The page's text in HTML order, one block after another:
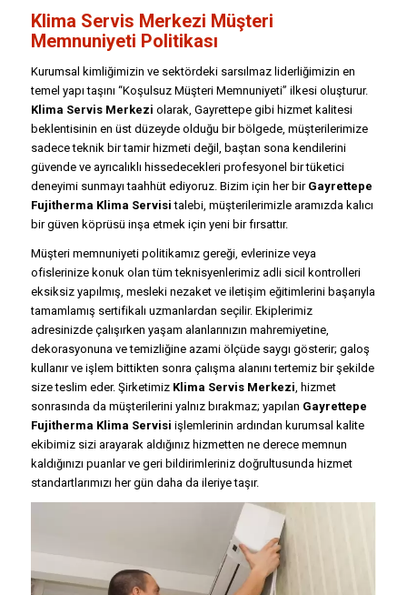
Klima Servis Merkezi Müşteri
Memnuniyeti Politikası
Kurumsal kimliğimizin ve sektördeki sarsılmaz liderliğimizin en
temel yapı taşını “Koşulsuz Müşteri Memnuniyeti” ilkesi oluşturur.
Klima Servis Merkezi olarak, Gayrettepe gibi hizmet kalitesi
beklentisinin en üst düzeyde olduğu bir bölgede, müşterilerimize
sadece teknik bir tamir hizmeti değil, baştan sona kendilerini
güvende ve ayrıcalıklı hissedecekleri profesyonel bir tüketici
deneyimi sunmayı taahhüt ediyoruz. Bizim için her bir Gayrettepe
Fujitherma Klima Servisi talebi, müşterilerimizle aramızda kalıcı
bir güven köprüsü inşa etmek için yeni bir fırsattır.
Müşteri memnuniyeti politikamız gereği, evlerinize veya
ofislerinize konuk olan tüm teknisyenlerimiz adli sicil kontrolleri
eksiksiz yapılmış, mesleki nezaket ve iletişim eğitimlerini başarıyla
tamamlamış sertifikalı uzmanlardan seçilir. Ekiplerimiz
adresinizde çalışırken yaşam alanlarınızın mahremiyetine,
dekorasyonuna ve temizliğine azami ölçüde saygı gösterir; galoş
kullanır ve işlem bittikten sonra çalışma alanını tertemiz bir şekilde
size teslim eder. Şirketimiz Klima Servis Merkezi , hizmet
sonrasında da müşterilerini yalnız bırakmaz; yapılan Gayrettepe
Fujitherma Klima Servisi işlemlerinin ardından kurumsal kalite
ekibimiz sizi arayarak aldığınız hizmetten ne derece memnun
kaldığınızı puanlar ve geri bildirimleriniz doğrultusunda hizmet
standartlarımızı her gün daha da ileriye taşır.